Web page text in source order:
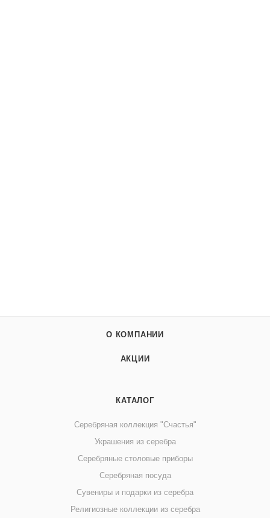
О КОМПАНИИ
АКЦИИ
КАТАЛОГ
Серебряная коллекция "Счастья"
Украшения из серебра
Серебряные столовые приборы
Серебряная посуда
Сувениры и подарки из серебра
Религиозные коллекции из серебра